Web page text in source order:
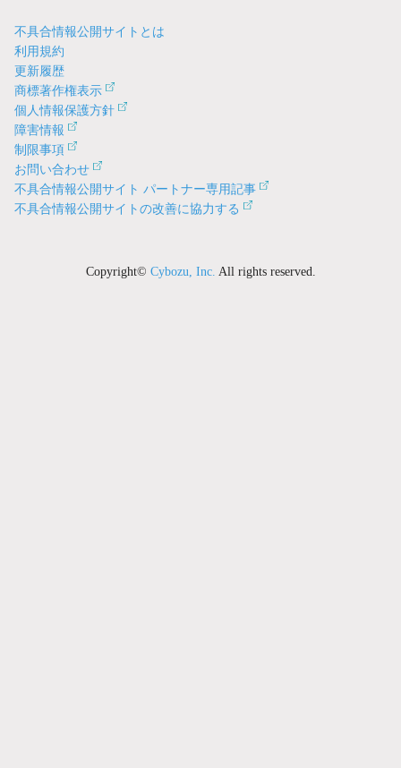
不具合情報公開サイトとは
利用規約
更新履歴
商標著作権表示
個人情報保護方針
障害情報
制限事項
お問い合わせ
不具合情報公開サイト パートナー専用記事
不具合情報公開サイトの改善に協力する
Copyright© Cybozu, Inc. All rights reserved.